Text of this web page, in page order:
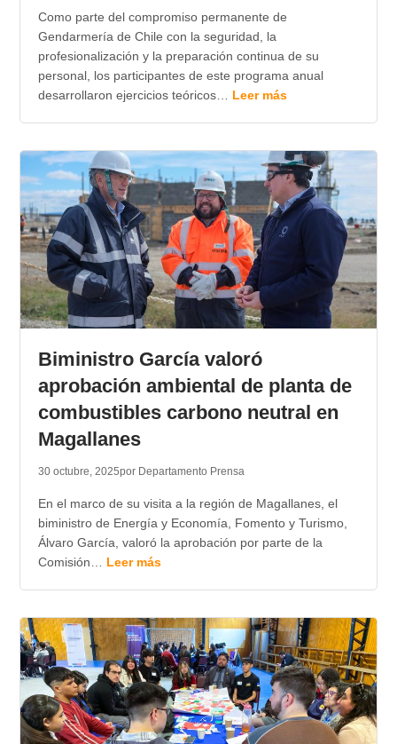
Como parte del compromiso permanente de
Gendarmería de Chile con la seguridad, la
profesionalización y la preparación continua de su
personal, los participantes de este programa anual
desarrollaron ejercicios teóricos… Leer más
Biministro García valoró
aprobación ambiental de planta de
combustibles carbono neutral en
Magallanes
30 octubre, 2025por Departamento Prensa
En el marco de su visita a la región de Magallanes, el
biministro de Energía y Economía, Fomento y Turismo,
Álvaro García, valoró la aprobación por parte de la
Comisión… Leer más